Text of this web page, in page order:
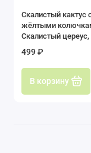
Опунция
Ребуция
Рипсалис
Стенокактус
Скалистый кактус
жёлтыми
Скалистый цереус,
форма (Cereus
monstrosa)
499 ₽
В корзину